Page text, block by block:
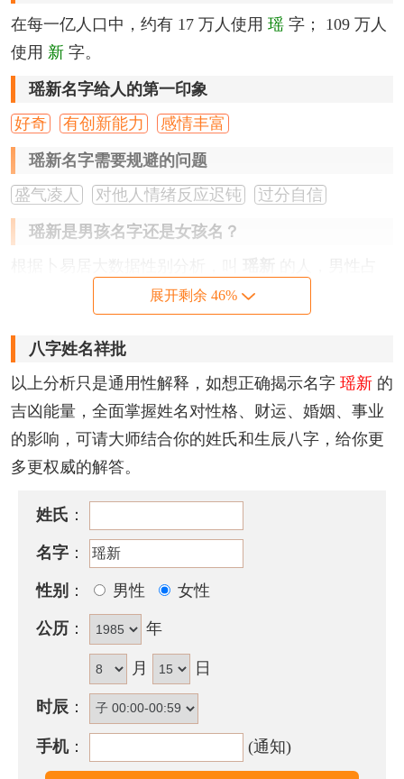
在每一亿人口中，约有 17 万人使用 瑶 字； 109 万人
使用 新 字。
瑶新名字给人的第一印象
好奇
有创新能力 感情丰富
瑶新名字需要规避的问题
盛气凌人
对他人情绪反应迟钝 过分自信
瑶新是男孩名字还是女孩名？
，以男性居多。
『瑶』
14划。
『新』 字，为左右结构，繁体字写法为 新，笔画数为
13 划。
瑶新名字性格印象
个性外柔内刚，做事勤勉且善于计划，为人主观不屈
人下，有长者风范，在社会上有良好的名声信用。天
运五行属水时，一生富贵之命，但天运五行属土或金
者，不宜使用此配置。
含瑶新的古诗词有哪些？
· 妍光属
阶，乱绪陵新节。
——《对雪赠徐秀才》
展开剩余 46%
八字姓名祥批
以上分析只是通用性解释，如想正确揭示名字 瑶新 的
吉凶能量，全面掌握姓名对性格、财运、婚姻、事业
的影响，可请大师结合你的姓氏和生辰八字，给你更
多更权威的解答。
姓氏 ：
名字 ：
性别 ： 男性 女性
公历 ： 年
月 日
时辰 ：
手机： (通知)